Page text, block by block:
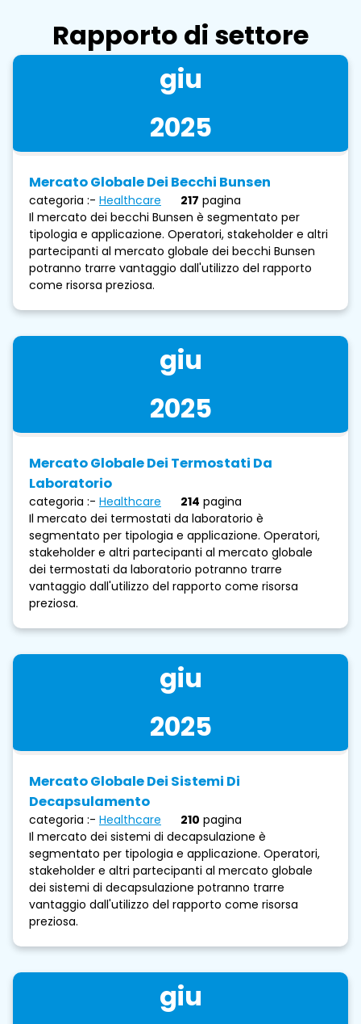
Rapporto di settore
giu
2025
Mercato Globale Dei Becchi Bunsen
categoria :- Healthcare 217 pagina
Il mercato dei becchi Bunsen è segmentato per
tipologia e applicazione. Operatori, stakeholder e altri
partecipanti al mercato globale dei becchi Bunsen
potranno trarre vantaggio dall'utilizzo del rapporto
come risorsa preziosa.
giu
2025
Mercato Globale Dei Termostati Da
Laboratorio
categoria :- Healthcare 214 pagina
Il mercato dei termostati da laboratorio è
segmentato per tipologia e applicazione. Operatori,
stakeholder e altri partecipanti al mercato globale
dei termostati da laboratorio potranno trarre
vantaggio dall'utilizzo del rapporto come risorsa
preziosa.
giu
2025
Mercato Globale Dei Sistemi Di
Decapsulamento
categoria :- Healthcare 210 pagina
Il mercato dei sistemi di decapsulazione è
segmentato per tipologia e applicazione. Operatori,
stakeholder e altri partecipanti al mercato globale
dei sistemi di decapsulazione potranno trarre
vantaggio dall'utilizzo del rapporto come risorsa
preziosa.
giu